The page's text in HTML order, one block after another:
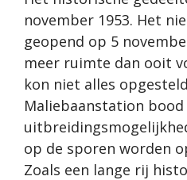
november 1953. Het
geopend op 5
meer ruimte dan ooit
kon niet alles
Maliebaanstation
op de sporen worden
Zoals een lange rij